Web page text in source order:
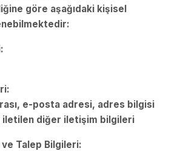
göre aşağıdaki kişisel
e-posta adresi, adres bilgisi
iletilen diğer iletişim bilgileri
Talep Bilgileri: